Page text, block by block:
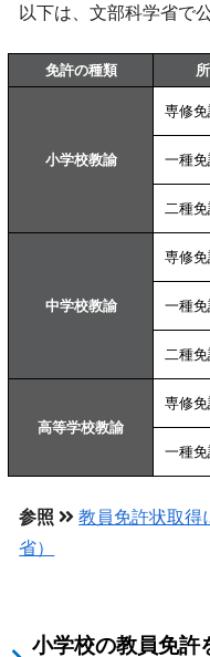
以下は、文部科学省で
免許の種類
小学校教諭
専修
一種
二種
中学校教諭
専修
一種
二種
高等学校教諭
専修
一種
参照
教員免許状取得
省）
小学校の教員免